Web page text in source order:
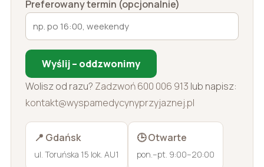
Preferowany termin (opcjonalnie)
Wyślij – oddzwonimy
Wolisz od razu? Zadzwoń 600 006 913 lub napisz:
kontakt@wyspamedycynyprzyjaznej.pl
📍 Gdańsk
ul. Toruńska 15 lok. AU1
🕒 Otwarte
pon.–pt. 9:00–20:00